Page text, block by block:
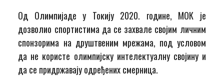
Од Олимпијаде у Токију 2020. године, МОК је
дозволио спортистима да се захвале својим личним
спонзорима на друштвеним мрежама, под условом
да не користе олимпијску интелектуалну својину и
да се придржавају одређених смерница.